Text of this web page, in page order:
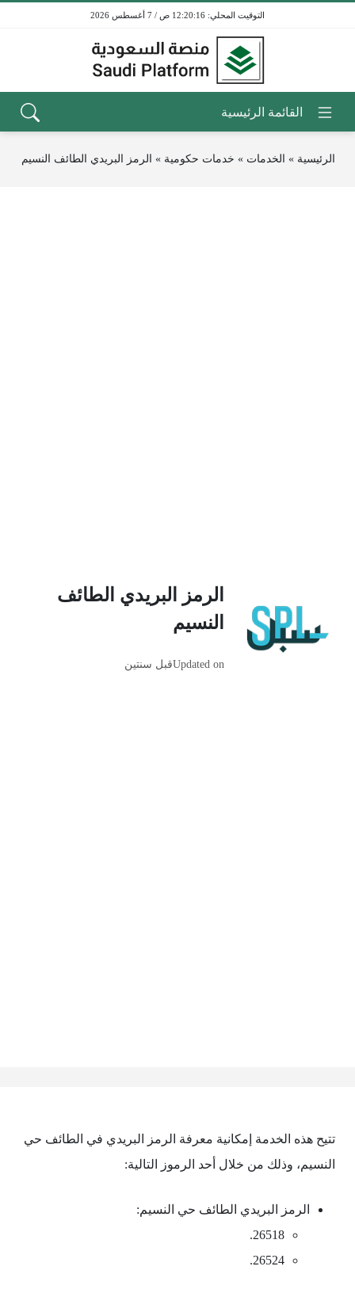
12:20:16 ص / 7 أغسطس 2026
الرئيسية » الخدمات » خدمات حكومية » الرمز البريدي الطائف النسيم
الرمز البريدي الطائف
النسيم
Updated onقبل سنتين
تتيح هذه الخدمة إمكانية معرفة الرمز البريدي في الطائف حي
النسيم، وذلك من خلال أحد الرموز التالية:
الرمز البريدي الطائف حي النسيم:
26518.
26524.